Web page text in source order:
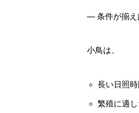
— 条件が揃え
小鳥は、
長い日照時
繁殖に適